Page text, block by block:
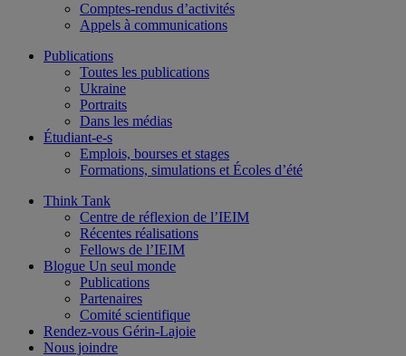
Comptes-rendus d’activités
Appels à communications
Publications
Toutes les publications
Ukraine
Portraits
Dans les médias
Étudiant-e-s
Emplois, bourses et stages
Formations, simulations et Écoles d’été
Think Tank
Centre de réflexion de l’IEIM
Récentes réalisations
Fellows de l’IEIM
Blogue Un seul monde
Publications
Partenaires
Comité scientifique
Rendez-vous Gérin-Lajoie
Nous joindre